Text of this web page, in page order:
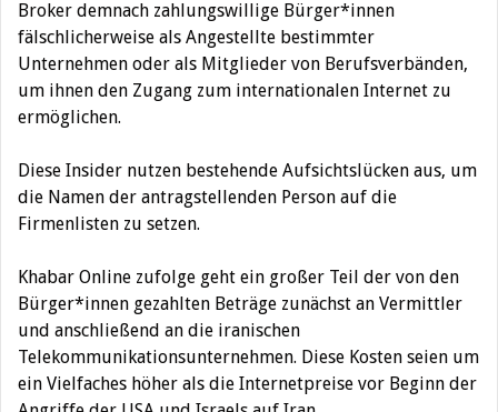
Broker demnach zahlungswillige Bürger*innen
fälschlicherweise als Angestellte bestimmter
Unternehmen oder als Mitglieder von Berufsverbänden,
um ihnen den Zugang zum internationalen Internet zu
ermöglichen.
Diese Insider nutzen bestehende Aufsichtslücken aus, um
die Namen der antragstellenden Person auf die
Firmenlisten zu setzen.
Khabar Online zufolge geht ein großer Teil der von den
Bürger*innen gezahlten Beträge zunächst an Vermittler
und anschließend an die iranischen
Telekommunikationsunternehmen. Diese Kosten seien um
ein Vielfaches höher als die Internetpreise vor Beginn der